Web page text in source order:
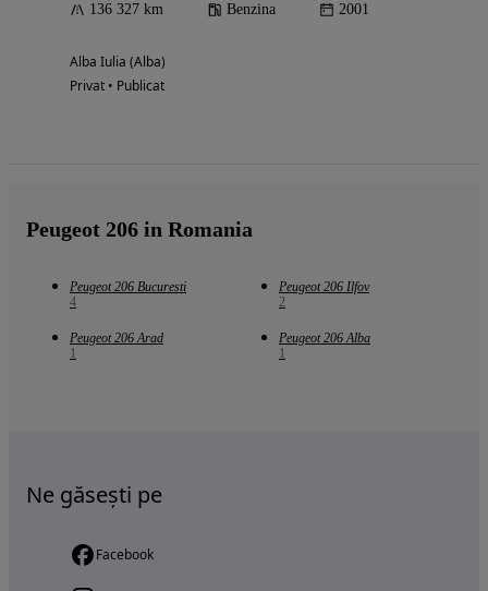
136 327 km Benzina 2001
Alba Iulia (Alba)
Privat • Publicat
Peugeot 206 in Romania
Peugeot 206 Bucuresti
4
Peugeot 206 Ilfov
2
Peugeot 206 Arad
1
Peugeot 206 Alba
1
Ne găsești pe
Facebook